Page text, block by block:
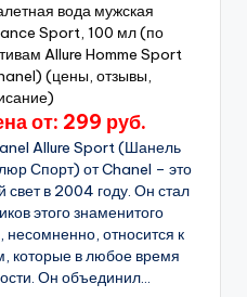
вода мужская
Sport, 100 мл (по
Allure Homme Sport
(цены, отзывы,
от: 299 руб.
Allure Sport (Шанель
Спорт) от Chanel – это
в 2004 году. Он стал
этого знаменитого
относится к
которые в любое время
Он объединил...